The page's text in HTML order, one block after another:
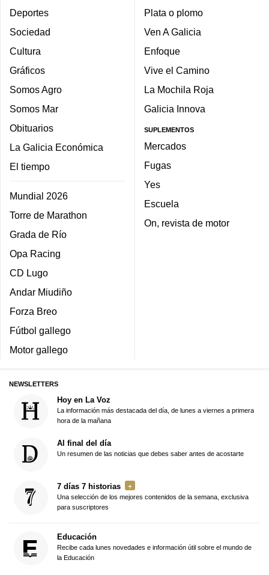
Deportes
Sociedad
Cultura
Gráficos
Somos Agro
Somos Mar
Obituarios
La Galicia Económica
El tiempo
Mundial 2026
Torre de Marathon
Grada de Río
Opa Racing
CD Lugo
Andar Miudiño
Forza Breo
Fútbol gallego
Motor gallego
Plata o plomo
Ven A Galicia
Enfoque
Vive el Camino
La Mochila Roja
Galicia Innova
SUPLEMENTOS
Mercados
Fugas
Yes
Escuela
On, revista de motor
NEWSLETTERS
Hoy en La Voz
La información más destacada del día, de lunes a viernes a primera
hora de la mañana
Al final del día
Un resumen de las noticias que debes saber antes de acostarte
7 días 7 historias
Una selección de los mejores contenidos de la semana, exclusiva
para suscriptores
Educación
Recibe cada lunes novedades e información útil sobre el mundo de
la Educación